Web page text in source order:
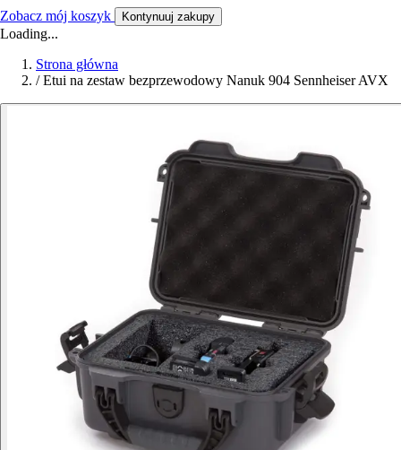
Zobacz mój koszyk Kontynuuj zakupy
Loading...
Strona główna
/ Etui na zestaw bezprzewodowy Nanuk 904 Sennheiser AVX